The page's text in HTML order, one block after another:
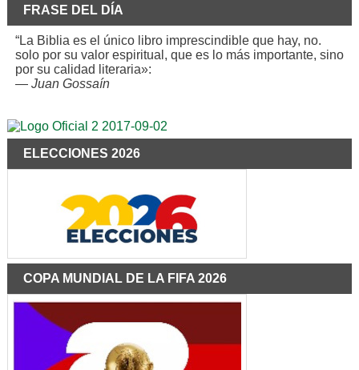
FRASE DEL DÍA
“La Biblia es el único libro imprescindible que hay, no.
solo por su valor espiritual, que es lo más importante, sino
por su calidad literaria»:
— Juan Gossaín
ELECCIONES 2026
COPA MUNDIAL DE LA FIFA 2026